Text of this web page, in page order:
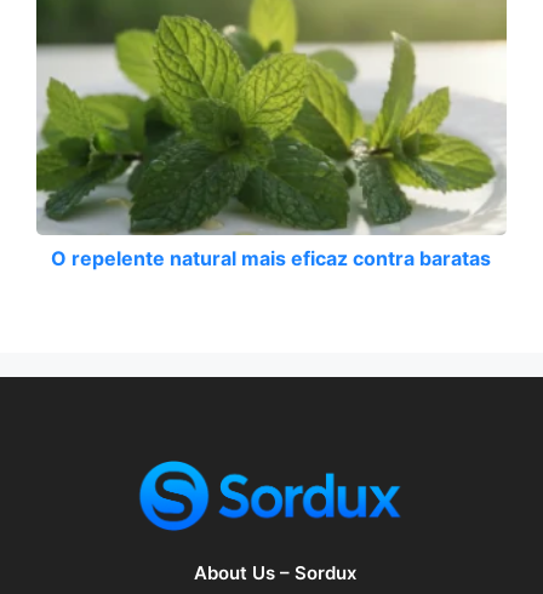
O repelente natural mais eficaz contra baratas
About Us – Sordux